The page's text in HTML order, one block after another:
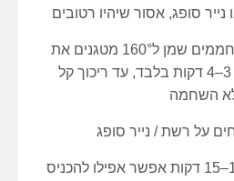
נייר סופג, אסור שיהיו רטובים
שמן ל160°
מטגנים את
הצ’יפס בכמה נגלות 3–4 דקות בלבד, עד ריכוך קל
השחמה
על רשת / נייר סופג
נותנים לצ’יפס לנוח 10–15 דקות אפשר אפילו להכניס